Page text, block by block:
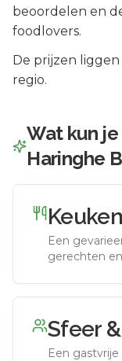
beoordelen en
foodlovers.
De prijzen
regio.
Wat kun
Haringhe
Een
gerechten
Sfeer
Een